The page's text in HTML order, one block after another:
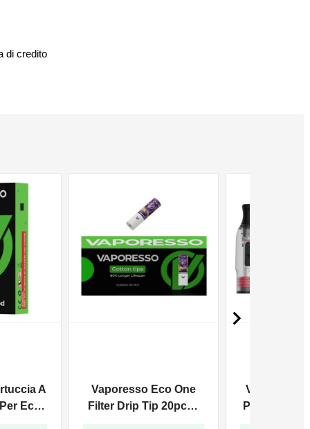
di credito
A
Eco
Vaporesso Eco One
Filter Drip Tip 20pcs -
Vaporesso
Per Eco
